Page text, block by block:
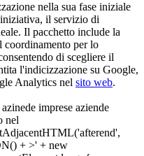
nella sua fase iniziale
il servizio di
Il pacchetto include la
coordinamento per lo
di scegliere il
l'indicizzazione su Google,
Analytics nel sito web.